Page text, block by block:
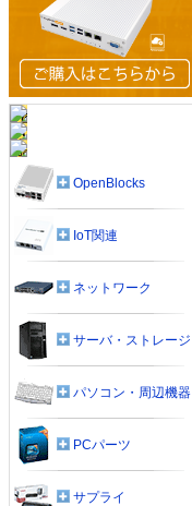
OpenBlocks
IoT関連
ネットワーク
サーバ・ストレージ
パソコン・周辺機器
PCパーツ
サプライ